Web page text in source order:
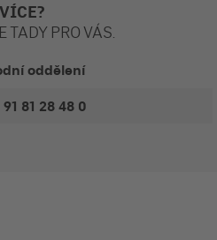
TADY PRO VÁS.
oddělení
81 28 48 0